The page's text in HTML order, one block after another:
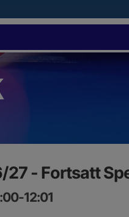
27 - Fortsatt
12:01